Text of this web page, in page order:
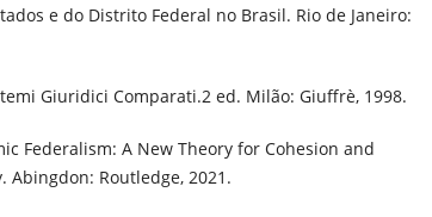
e do Distrito Federal no Brasil. Rio de Janeiro:
Giuridici Comparati.2 ed. Milão: Giuffrè, 1998.
Federalism: A New Theory for Cohesion and
Abingdon: Routledge, 2021.